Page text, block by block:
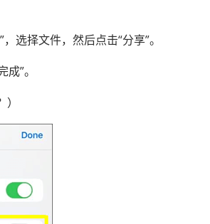
选择文件，然后点击“分享”。
”。
）